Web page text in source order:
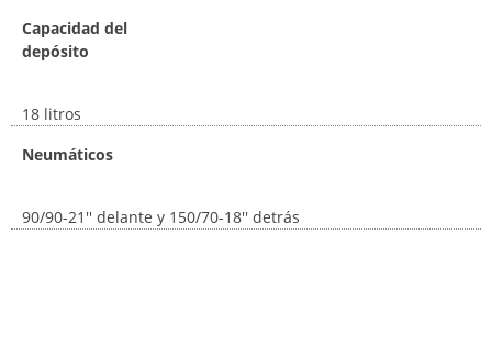
Capacidad del
depósito
18 litros
Neumáticos
90/90-21'' delante y 150/70-18'' detrás